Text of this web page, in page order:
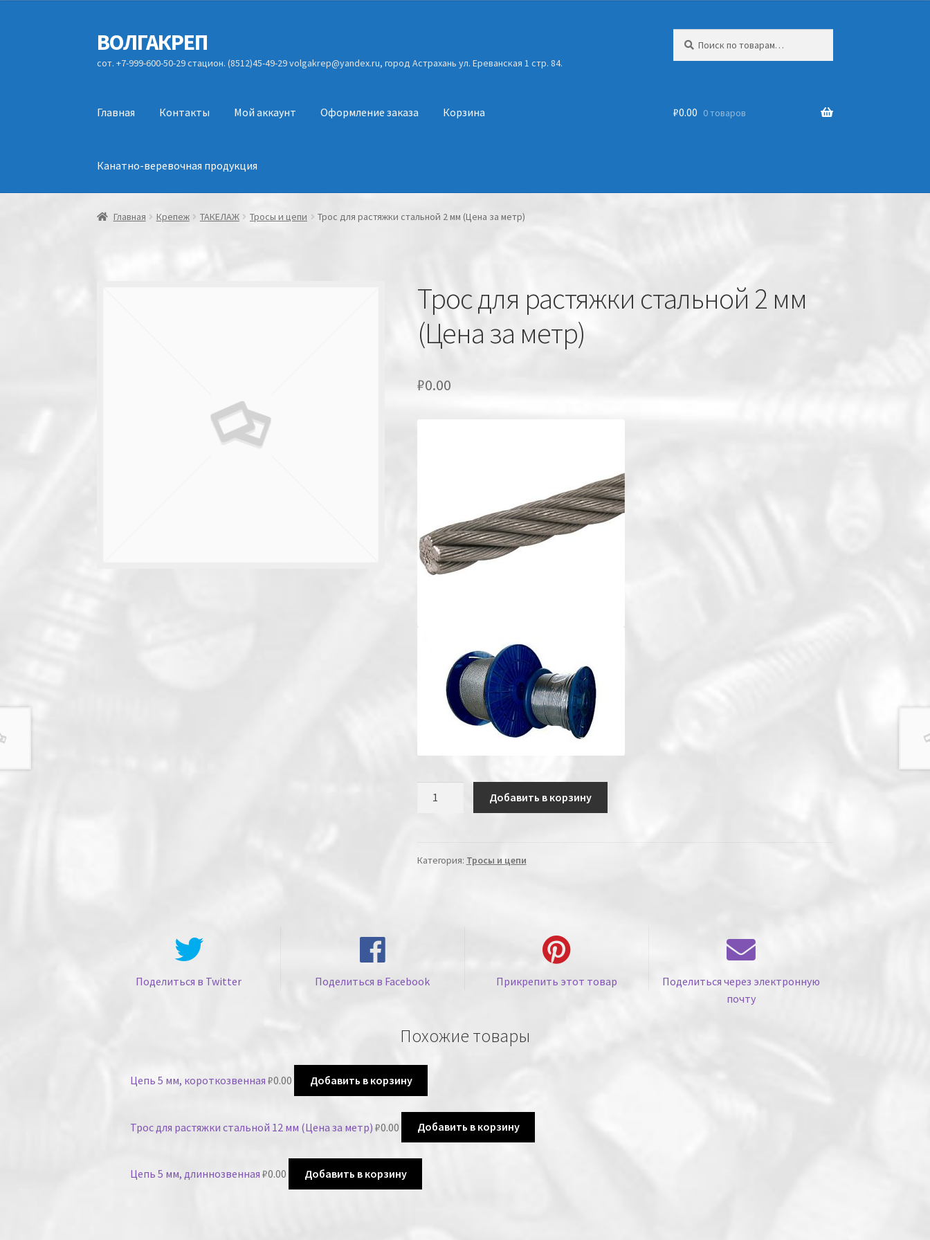
Перейти
к
навигации
Перейти
к
содержимому
ВОЛГАКРЕП
сот. +7-999-600-50-29 стацион. (8512)45-49-29 volgakrep@yandex.ru, город Астрахань ул. Ереванская 1 стр. 84.
Главная Контакты Мой аккаунт Оформление заказа Корзина
Канатно-веревочная продукция
₽0.00 0 товаров
Главная Крепеж ТАКЕЛАЖ Тросы и цепи Трос для растяжки стальной 2 мм (Цена за метр)
Трос для растяжки стальной 2 мм
(Цена за метр)
₽0.00
Добавить в корзину
Категория: Тросы и цепи
Поделиться в Twitter Поделиться в Facebook Прикрепить этот товар
Поделиться через электронную
почту
Похожие товары
Цепь 5 мм, короткозвенная ₽0.00 Добавить в корзину
Трос для растяжки стальной 12 мм (Цена за метр) ₽0.00 Добавить в корзину
Цепь 5 мм, длиннозвенная ₽0.00 Добавить в корзину